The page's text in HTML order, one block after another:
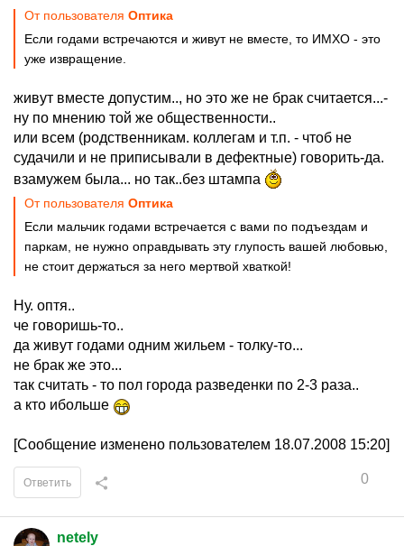
От пользователя Оптика
Если годами встречаются и живут не вместе, то ИМХО - это
уже извращение.
живут вместе допустим.., но это же не брак считается...-
ну по мнению той же общественности..
или всем (родственникам. коллегам и т.п. - чтоб не
судачили и не приписывали в дефектные) говорить-да.
взамужем была... но так..без штампа
От пользователя Оптика
Если мальчик годами встречается с вами по подъездам и
паркам, не нужно оправдывать эту глупость вашей любовью,
не стоит держаться за него мертвой хваткой!
Ну. оптя..
че говоришь-то..
да живут годами одним жильем - толку-то...
не брак же это...
так считать - то пол города разведенки по 2-3 раза..
а кто ибольше
[Сообщение изменено пользователем 18.07.2008 15:20]
0
Ответить
netely